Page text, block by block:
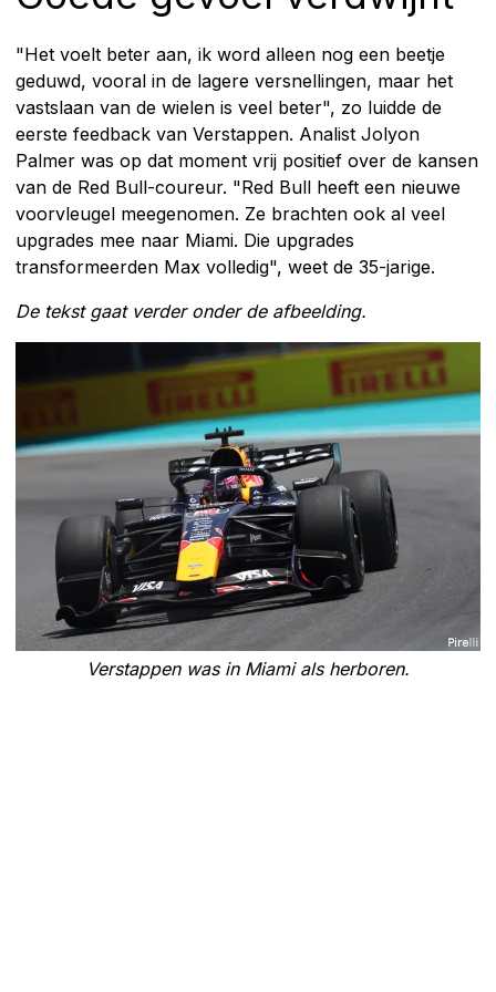
"Het voelt beter aan, ik word alleen nog een beetje
geduwd, vooral in de lagere versnellingen, maar het
vastslaan van de wielen is veel beter", zo luidde de
eerste feedback van Verstappen. Analist Jolyon
Palmer was op dat moment vrij positief over de kansen
van de Red Bull-coureur. "Red Bull heeft een nieuwe
voorvleugel meegenomen. Ze brachten ook al veel
upgrades mee naar Miami. Die upgrades
transformeerden Max volledig", weet de 35-jarige.
De tekst gaat verder onder de afbeelding.
Verstappen was in Miami als herboren.